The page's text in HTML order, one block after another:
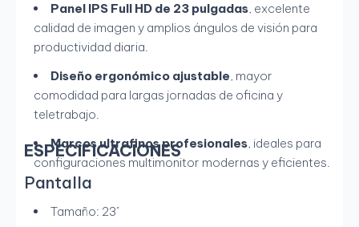
Panel IPS Full HD de 23 pulgadas, excelente
calidad de imagen y amplios ángulos de visión para
productividad diaria.
Diseño ergonómico ajustable, mayor
comodidad para largas jornadas de oficina y
teletrabajo.
Marcos ultrafinos profesionales, ideales para
configuraciones multimonitor modernas y eficientes.
ESPECIFICACIONES
Pantalla
Tamaño: 23"